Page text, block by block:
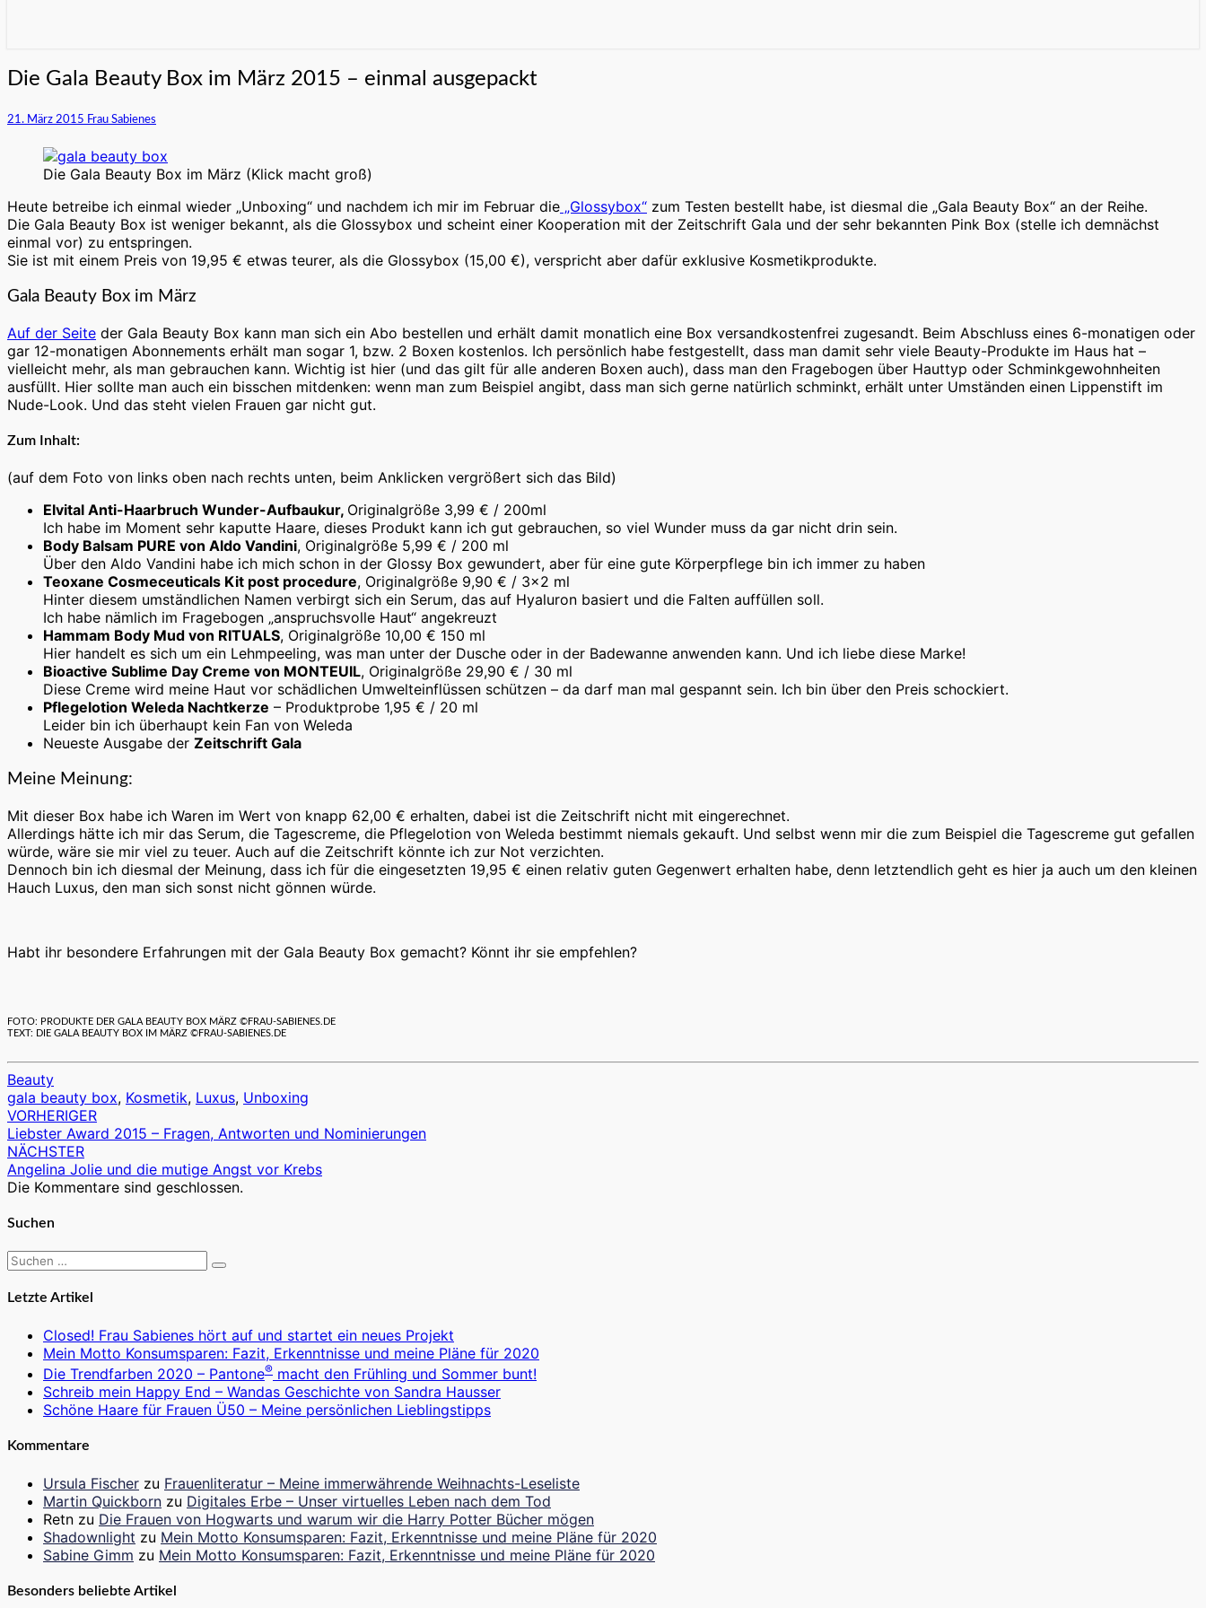
Die
Beauty
Box
–
einmal
ausgepackt
Die Gala Beauty Box im März 2015 – einmal ausgepackt
21. März 2015 Frau Sabienes
Die Gala Beauty Box im März (Klick macht groß)
Heute betreibe ich einmal wieder „Unboxing“ und nachdem ich mir im Februar die „Glossybox“ zum Testen bestellt habe, ist diesmal die „Gala Beauty Box“ an der Reihe.
Die Gala Beauty Box ist weniger bekannt, als die Glossybox und scheint einer Kooperation mit der Zeitschrift Gala und der sehr bekannten Pink Box (stelle ich demnächst
einmal vor) zu entspringen.
Sie ist mit einem Preis von 19,95 € etwas teurer, als die Glossybox (15,00 €), verspricht aber dafür exklusive Kosmetikprodukte.
Gala Beauty Box im März
Auf der Seite der Gala Beauty Box kann man sich ein Abo bestellen und erhält damit monatlich eine Box versandkostenfrei zugesandt. Beim Abschluss eines 6-monatigen oder
gar 12-monatigen Abonnements erhält man sogar 1, bzw. 2 Boxen kostenlos. Ich persönlich habe festgestellt, dass man damit sehr viele Beauty-Produkte im Haus hat –
vielleicht mehr, als man gebrauchen kann. Wichtig ist hier (und das gilt für alle anderen Boxen auch), dass man den Fragebogen über Hauttyp oder Schminkgewohnheiten
ausfüllt. Hier sollte man auch ein bisschen mitdenken: wenn man zum Beispiel angibt, dass man sich gerne natürlich schminkt, erhält unter Umständen einen Lippenstift im
Nude-Look. Und das steht vielen Frauen gar nicht gut.
Zum Inhalt:
(auf dem Foto von links oben nach rechts unten, beim Anklicken vergrößert sich das Bild)
Elvital Anti-Haarbruch Wunder-Aufbaukur, Originalgröße 3,99 € / 200ml
Ich habe im Moment sehr kaputte Haare, dieses Produkt kann ich gut gebrauchen, so viel Wunder muss da gar nicht drin sein.
Body Balsam PURE von Aldo Vandini, Originalgröße 5,99 € / 200 ml
Über den Aldo Vandini habe ich mich schon in der Glossy Box gewundert, aber für eine gute Körperpflege bin ich immer zu haben
Teoxane Cosmeceuticals Kit post procedure, Originalgröße 9,90 € / 3×2 ml
Hinter diesem umständlichen Namen verbirgt sich ein Serum, das auf Hyaluron basiert und die Falten auffüllen soll.
Ich habe nämlich im Fragebogen „anspruchsvolle Haut“ angekreuzt
Hammam Body Mud von RITUALS, Originalgröße 10,00 € 150 ml
Hier handelt es sich um ein Lehmpeeling, was man unter der Dusche oder in der Badewanne anwenden kann. Und ich liebe diese Marke!
Bioactive Sublime Day Creme von MONTEUIL, Originalgröße 29,90 € / 30 ml
Diese Creme wird meine Haut vor schädlichen Umwelteinflüssen schützen – da darf man mal gespannt sein. Ich bin über den Preis schockiert.
Pflegelotion Weleda Nachtkerze – Produktprobe 1,95 € / 20 ml
Leider bin ich überhaupt kein Fan von Weleda
Neueste Ausgabe der Zeitschrift Gala
Meine Meinung:
Mit dieser Box habe ich Waren im Wert von knapp 62,00 € erhalten, dabei ist die Zeitschrift nicht mit eingerechnet.
Allerdings hätte ich mir das Serum, die Tagescreme, die Pflegelotion von Weleda bestimmt niemals gekauft. Und selbst wenn mir die zum Beispiel die Tagescreme gut gefallen
würde, wäre sie mir viel zu teuer. Auch auf die Zeitschrift könnte ich zur Not verzichten.
Dennoch bin ich diesmal der Meinung, dass ich für die eingesetzten 19,95 € einen relativ guten Gegenwert erhalten habe, denn letztendlich geht es hier ja auch um den kleinen
Hauch Luxus, den man sich sonst nicht gönnen würde.
Habt ihr besondere Erfahrungen mit der Gala Beauty Box gemacht? Könnt ihr sie empfehlen?
FOTO: PRODUKTE DER GALA BEAUTY BOX MÄRZ ©FRAU-SABIENES.DE
TEXT: DIE GALA BEAUTY BOX IM MÄRZ ©FRAU-SABIENES.DE
Beauty
gala beauty box, Kosmetik, Luxus, Unboxing
Beitragsnavigation
VORHERIGER
Liebster Award 2015 – Fragen, Antworten und Nominierungen
NÄCHSTER
Angelina Jolie und die mutige Angst vor Krebs
Die Kommentare sind geschlossen.
Suchen
Suchen
Suchen
Letzte Artikel
Closed! Frau Sabienes hört auf und startet ein neues Projekt
Mein Motto Konsumsparen: Fazit, Erkenntnisse und meine Pläne für 2020
Die Trendfarben 2020 – Pantone® macht den Frühling und Sommer bunt!
Schreib mein Happy End – Wandas Geschichte von Sandra Hausser
Schöne Haare für Frauen Ü50 – Meine persönlichen Lieblingstipps
Kommentare
Ursula Fischer zu Frauenliteratur – Meine immerwährende Weihnachts-Leseliste
Martin Quickborn zu Digitales Erbe – Unser virtuelles Leben nach dem Tod
Retn zu Die Frauen von Hogwarts und warum wir die Harry Potter Bücher mögen
Shadownlight zu Mein Motto Konsumsparen: Fazit, Erkenntnisse und meine Pläne für 2020
Sabine Gimm zu Mein Motto Konsumsparen: Fazit, Erkenntnisse und meine Pläne für 2020
Besonders beliebte Artikel